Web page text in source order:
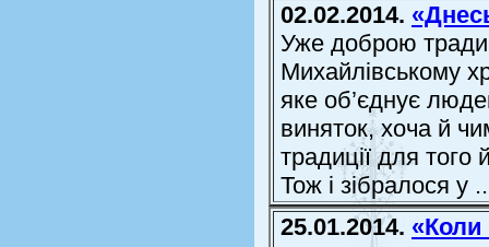
02.02.2014.
Уже доброю
Михайлівському
яке об’єднує
виняток, хоча й
традиції для того
Тож і зібралося у
25.01.2014.